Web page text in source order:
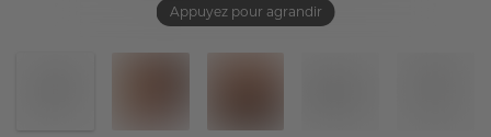
Appuyez pour agrandir